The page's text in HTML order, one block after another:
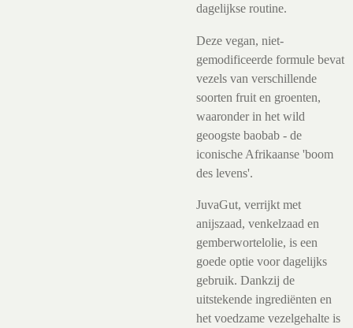
dagelijkse routine.
Deze vegan, niet-
gemodificeerde formule bevat
vezels van verschillende
soorten fruit en groenten,
waaronder in het wild
geoogste baobab - de
iconische Afrikaanse 'boom
des levens'.
JuvaGut, verrijkt met
anijszaad, venkelzaad en
gemberwortelolie, is een
goede optie voor dagelijks
gebruik. Dankzij de
uitstekende ingrediënten en
het voedzame vezelgehalte is